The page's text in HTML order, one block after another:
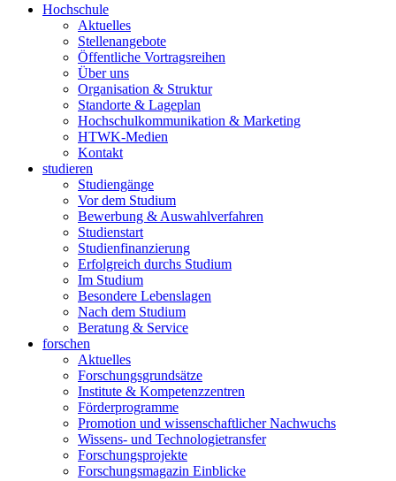
Hochschule
Aktuelles
Stellenangebote
Öffentliche Vortragsreihen
Über uns
Organisation & Struktur
Standorte & Lageplan
Hochschulkommunikation & Marketing
HTWK-Medien
Kontakt
studieren
Studiengänge
Vor dem Studium
Bewerbung & Auswahlverfahren
Studienstart
Studienfinanzierung
Erfolgreich durchs Studium
Im Studium
Besondere Lebenslagen
Nach dem Studium
Beratung & Service
forschen
Aktuelles
Forschungsgrundsätze
Institute & Kompetenzzentren
Förderprogramme
Promotion und wissenschaftlicher Nachwuchs
Wissens- und Technologietransfer
Forschungsprojekte
Forschungsmagazin Einblicke